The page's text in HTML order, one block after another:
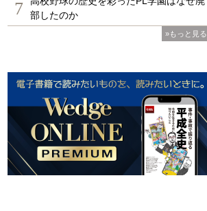
7
部したのか
»もっと見る